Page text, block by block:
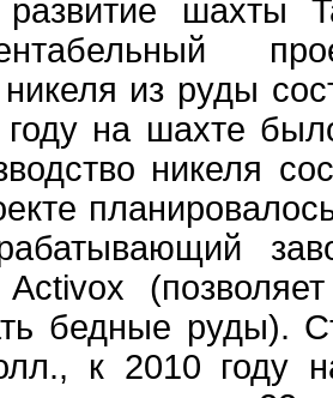
шахты
из руды
на шахте
никеля
Activox
бедные руды).
к 2010 году